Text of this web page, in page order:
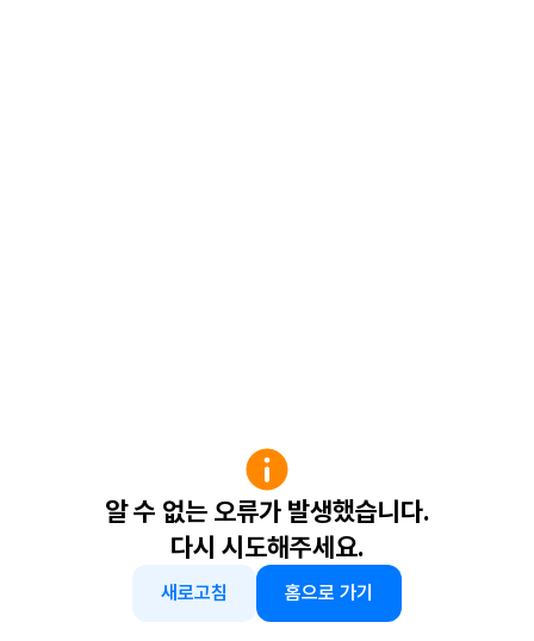
알 수 없는 오류가 발생했습니다.
다시 시도해주세요.
새로고침 홈으로 가기